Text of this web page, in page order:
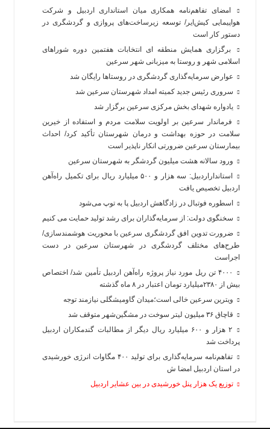
امضای تفاهم‌نامه همکاری میان استانداری اردبیل و شرکت
هواپیمایی کیش‌ایر/ توسعه زیرساخت‌های پروازی و گردشگری در
دستور کار است
برگزاری همایش منطقه ای انتخابات هفتمین دوره شوراهای
اسلامی شهر و روستا به میزبانی شهر سرعین
عوارض سرمایه‌گذاری گردشگری در روستاها رایگان شد
سروری رئیس جدید کمیته امداد شهرستان سرعین شد
یادواره شهدای بخش مرکزی سرعین برگزار شد
فرماندار سرعین بر اولویت سلامت مردم و استفاده از خیرین
سلامت در حوزه بهداشت و درمان شهرستان تأکید کرد/ احداث
بیمارستان سرعین ضرورتی انکار ناپذیر است
ورود سالانه هشت میلیون گردشگر به شهرستان سرعین
استانداراردبیل: سه هزار و ۵۰۰ میلیارد ریال برای تکمیل راه‌آهن
اردبیل تخصیص یافت
اسطوره فوتبال در زادگاهش اردبیل پا به توپ می‌شود
سخنگوی دولت: از سرمایه‌گذاران برای رشد تولید حمایت می کنیم
ضرورت تدوین افق گردشگری سرعین با محوریت هوشمندسازی/
طرح‌های مختلف گردشگری در شهرستان سرعین در دست
اجراست
۴۰۰۰ تن ریل مورد نیاز پروژه راه‌آهن اردبیل تأمین شد/ اختصاص
بیش از ۲۳۸۰میلیارد تومان اعتبار در ۸ ماه گذشته
ویترین سرعین خالی است؛میدان گاومیشگلی نیازمند توجه
قاچاق ۳۶ میلیون لیتر سوخت در مشگین‌شهر متوقف شد
۲ هزار و ۶۰۰‌ میلیارد ریال دیگر از مطالبات گندمکاران اردبیل
پرداخت شد
تفاهم‌نامه سرمایه‌گذاری برای تولید ۴۰۰ مگاوات انرژی خورشیدی
در استان اردبیل امضا ش
توزیع یک هزار پنل خورشیدی در بین عشایر اردبیل